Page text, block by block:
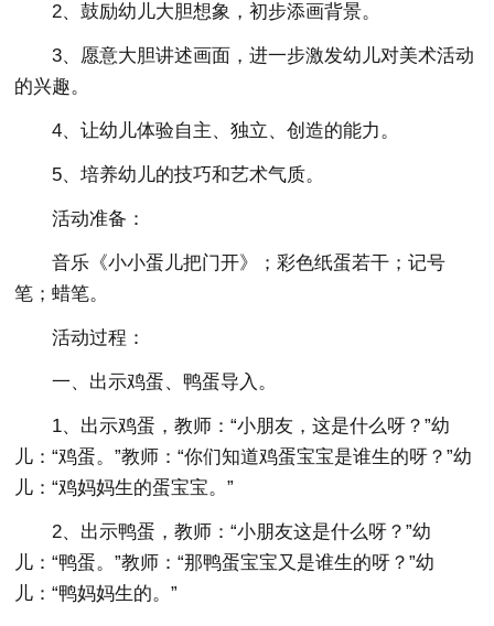
2、鼓励幼儿大胆想象，初步添画背景。
3、愿意大胆讲述画面，进一步激发幼儿对美术活动
的兴趣。
4、让幼儿体验自主、独立、创造的能力。
5、培养幼儿的技巧和艺术气质。
活动准备：
音乐《小小蛋儿把门开》；彩色纸蛋若干；记号
笔；蜡笔。
活动过程：
一、出示鸡蛋、鸭蛋导入。
1、出示鸡蛋，教师：“小朋友，这是什么呀？”幼
儿：“鸡蛋。”教师：“你们知道鸡蛋宝宝是谁生的呀？”幼
儿：“鸡妈妈生的蛋宝宝。”
2、出示鸭蛋，教师：“小朋友这是什么呀？”幼
儿：“鸭蛋。”教师：“那鸭蛋宝宝又是谁生的呀？”幼
儿：“鸭妈妈生的。”